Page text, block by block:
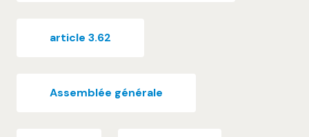
article 3.62
Assemblée générale